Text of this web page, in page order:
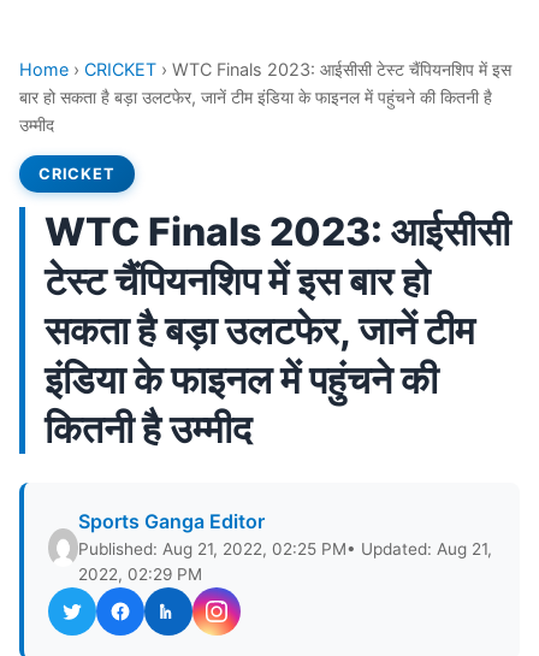
Home › CRICKET › WTC Finals 2023: आईसीसी टेस्ट चैंपियनशिप में इस
बार हो सकता है बड़ा उलटफेर, जानें टीम इंडिया के फाइनल में पहुंचने की कितनी है
उम्मीद
CRICKET
WTC Finals 2023: आईसीसी
टेस्ट चैंपियनशिप में इस बार हो
सकता है बड़ा उलटफेर, जानें टीम
इंडिया के फाइनल में पहुंचने की
कितनी है उम्मीद
Sports Ganga Editor
Published: Aug 21, 2022, 02:25 PM• Updated: Aug 21,
2022, 02:29 PM